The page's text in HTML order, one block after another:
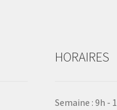
HORAIRES
Semaine : 9h -